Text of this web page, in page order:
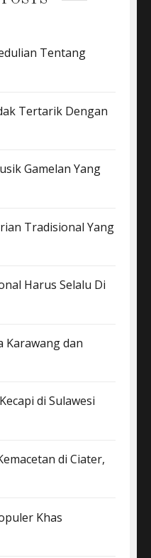
Tentang
Tertarik Dengan
Gamelan Yang
Tradisional Yang
Harus Selalu Di
Karawang dan
di Sulawesi
di Ciater,
Khas